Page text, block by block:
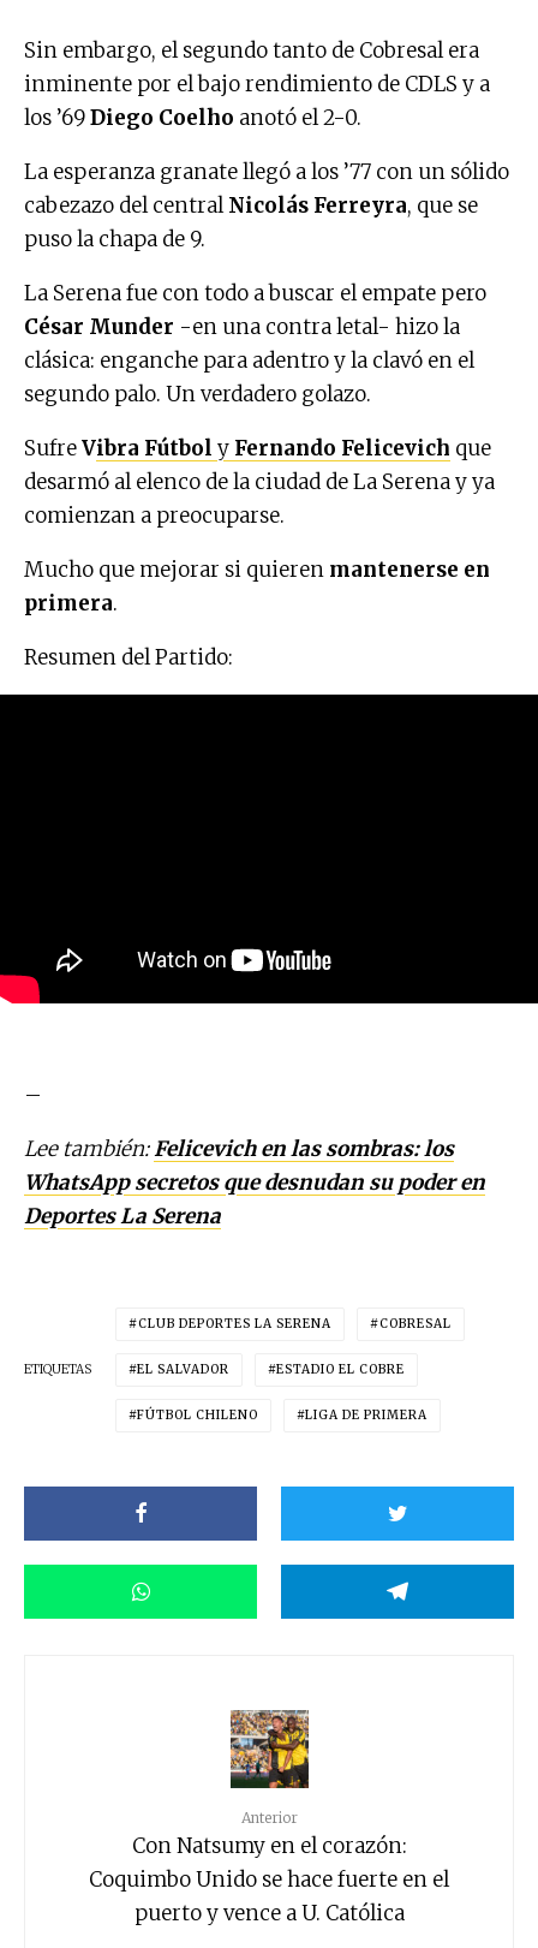
Sin embargo, el segundo tanto de Cobresal era
inminente por el bajo rendimiento de CDLS y a
los ’69Diego Coelho anotó el 2-0.
La esperanza granate llegó a los ’77 con un sólido
cabezazo del centralNicolás Ferreyra, que se
puso la chapa de 9.
La Serena fue con todo a buscar el empate pero
César Munder -en una contra letal- hizo la
clásica: enganche para adentro y la clavó en el
segundo palo. Un verdadero golazo.
SufreVibra Fútbol y Fernando Felicevich que
desarmó al elenco de la ciudad de La Serena y ya
comienzan a preocuparse.
Mucho que mejorar si quieren mantenerse en
primera.
Resumen del Partido:
–
Lee también:Felicevich en las sombras: los
WhatsApp secretos que desnudan su poder en
Deportes La Serena
ETIQUETAS
CLUB DEPORTES LA SERENA COBRESAL
EL SALVADOR ESTADIO EL COBRE
FÚTBOL CHILENO LIGA DE PRIMERA
Anterior
Con Natsumy en el corazón:
Coquimbo Unido se hace fuerte en el
puerto y vence a U. Católica